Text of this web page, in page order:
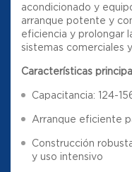
acondicionado y
arranque potente y
eficiencia y prolongar
sistemas comerciales
Características
Capacitancia: 124-
Arranque eficiente
Construcción
y uso intensivo